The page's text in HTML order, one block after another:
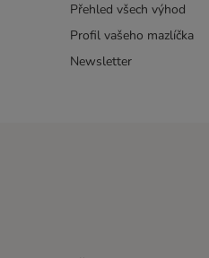
Přehled všech výhod
Profil vašeho mazlíčka
Newsletter